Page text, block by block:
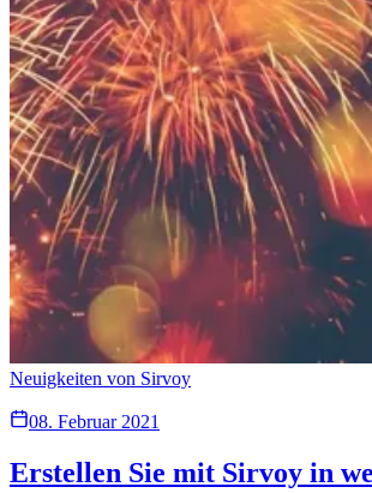
Neuigkeiten von Sirvoy
08. Februar 2021
Erstellen Sie mit Sirvoy in